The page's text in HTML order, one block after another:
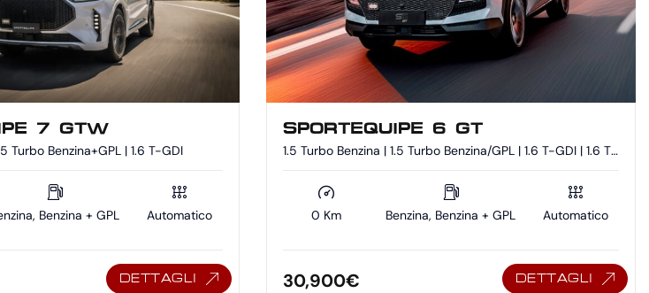
7 GTW
Turbo Benzina+GPL | 1.6 T-GDI
Benzina + GPL Automatico
DETTAGLI
SPORTEQUIPE 6 GT
1.5 Turbo Benzina | 1.5 Turbo Benzina/GPL | 1.6 T-GDI | 1.6 T-
0 Km Benzina, Benzina + GPL Automatico
30,900€ DETTAGLI